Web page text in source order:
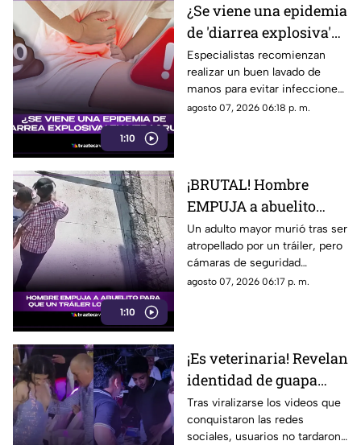
1:10
¿Se viene una epidemia
de 'diarrea explosiva'
en Veracruz? Esto se
sabe
Especialistas recomienzan
realizar un buen lavado de
manos para evitar infecciones
que puedan desatar la famosa
agosto 07, 2026 06:18 p. m.
1:10
¡BRUTAL! Hombre
EMPUJA a abuelito
para que un tráiler lo
atropellara
Un adulto mayor murió tras ser
atropellado por un tráiler, pero
cámaras de seguridad
captaron el momento previo y
agosto 07, 2026 06:17 p. m.
¡Es veterinaria! Revelan
identidad de guapa
bailarina veracruzana
¿QUIÉN ES?
Tras viralizarse los videos que
conquistaron las redes
sociales, usuarios no tardaron